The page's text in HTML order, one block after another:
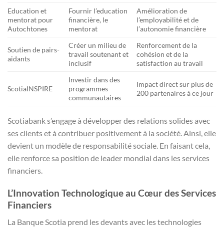
Education et
mentorat pour
Autochtones
Fournir l’education
financière, le
mentorat
Amélioration de
l’employabilité et de
l’autonomie financière
Soutien de pairs-
aidants
Créer un milieu de
travail soutenant et
inclusif
Renforcement de la
cohésion et de la
satisfaction au travail
ScotiaINSPIRE
Investir dans des
programmes
communautaires
Impact direct sur plus de
200 partenaires à ce jour
Scotiabank s’engage à développer des relations solides avec
ses clients et à contribuer positivement à la société. Ainsi, elle
devient un modèle de responsabilité sociale. En faisant cela,
elle renforce sa position de leader mondial dans les services
financiers.
L’Innovation Technologique au Cœur des Services
Financiers
La Banque Scotia prend les devants avec les technologies